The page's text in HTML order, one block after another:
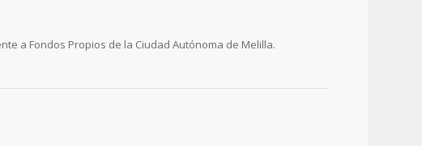
a Fondos Propios de la Ciudad Autónoma de Melilla.